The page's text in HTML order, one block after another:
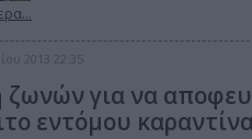
2013 22:35
ζωνών για να
εντόμου